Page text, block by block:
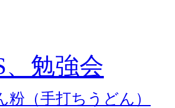
、勉強会
粉（手打ちうどん）